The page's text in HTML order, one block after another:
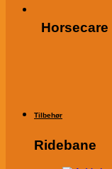
Horsecare
Tilbehør
Ridebane